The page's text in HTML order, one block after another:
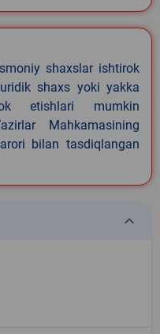
shaxslar ishtirok
shaxs yoki yakka
etishlari mumkin
Mahkamasining
bilan tasdiqlangan
keyboard_arrow_down